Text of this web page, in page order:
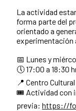
La actividad
forma parte del
orientado a
experimentación
📅 Lunes y
🕔 17:00 a 18:30
📍 Centro
🎟️ Actividad con
previa: https://